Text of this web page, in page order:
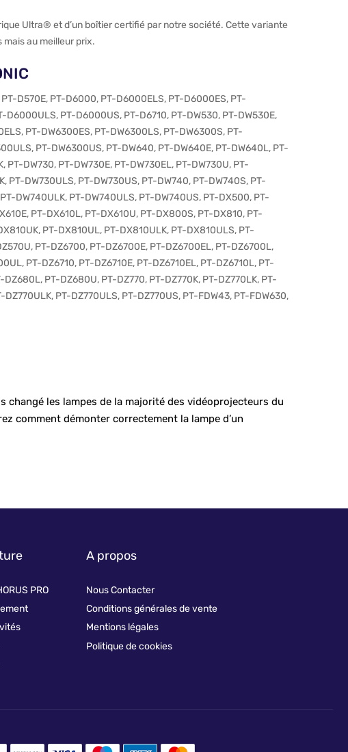
Ultra® et d’un boîtier certifié par notre société. Cette variante
au meilleur prix.
PT-D570E, PT-D6000, PT-D6000ELS, PT-D6000ES, PT-
D6000ULS, PT-D6000US, PT-D6710, PT-DW530, PT-DW530E,
, PT-DW6300ES, PT-DW6300LS, PT-DW6300S, PT-
, PT-DW6300US, PT-DW640, PT-DW640E, PT-DW640L, PT-
, PT-DW730, PT-DW730E, PT-DW730EL, PT-DW730U, PT-
, PT-DW730ULS, PT-DW730US, PT-DW740, PT-DW740S, PT-
PT-DW740ULK, PT-DW740ULS, PT-DW740US, PT-DX500, PT-
, PT-DX610L, PT-DX610U, PT-DX800S, PT-DX810, PT-
, PT-DX810UL, PT-DX810ULK, PT-DX810ULS, PT-
, PT-DZ6700, PT-DZ6700E, PT-DZ6700EL, PT-DZ6700L,
, PT-DZ6710, PT-DZ6710E, PT-DZ6710EL, PT-DZ6710L, PT-
DZ680L, PT-DZ680U, PT-DZ770, PT-DZ770K, PT-DZ770LK, PT-
DZ770ULK, PT-DZ770ULS, PT-DZ770US, PT-FDW43, PT-FDW630,
changé les lampes de la majorité des vidéoprojecteurs du
comment démonter correctement la lampe d’un
PRO
A propos
Nous Contacter
Conditions générales de vente
Mentions légales
Politique de cookies